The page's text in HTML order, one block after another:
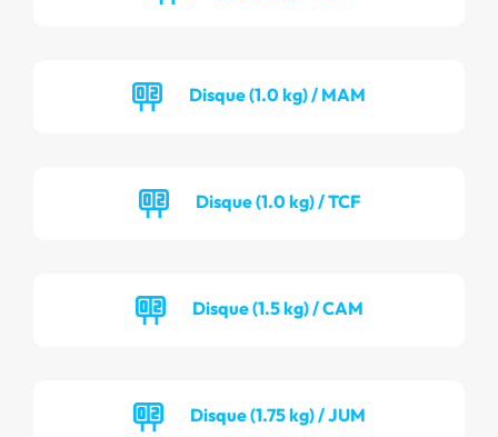
Disque (1.0 kg) / MAM
Disque (1.0 kg) / TCF
Disque (1.5 kg) / CAM
Disque (1.75 kg) / JUM